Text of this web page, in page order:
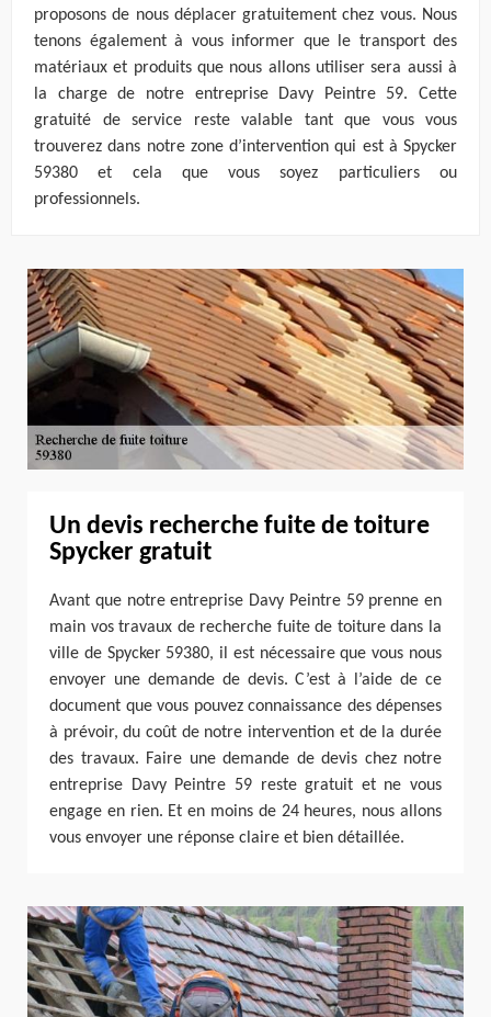
proposons de nous déplacer gratuitement chez vous. Nous
tenons également à vous informer que le transport des
matériaux et produits que nous allons utiliser sera aussi à
la charge de notre entreprise Davy Peintre 59. Cette
gratuité de service reste valable tant que vous vous
trouverez dans notre zone d’intervention qui est à Spycker
59380 et cela que vous soyez particuliers ou
professionnels.
Un devis recherche fuite de toiture
Spycker gratuit
Avant que notre entreprise Davy Peintre 59 prenne en
main vos travaux de recherche fuite de toiture dans la
ville de Spycker 59380, il est nécessaire que vous nous
envoyer une demande de devis. C’est à l’aide de ce
document que vous pouvez connaissance des dépenses
à prévoir, du coût de notre intervention et de la durée
des travaux. Faire une demande de devis chez notre
entreprise Davy Peintre 59 reste gratuit et ne vous
engage en rien. Et en moins de 24 heures, nous allons
vous envoyer une réponse claire et bien détaillée.